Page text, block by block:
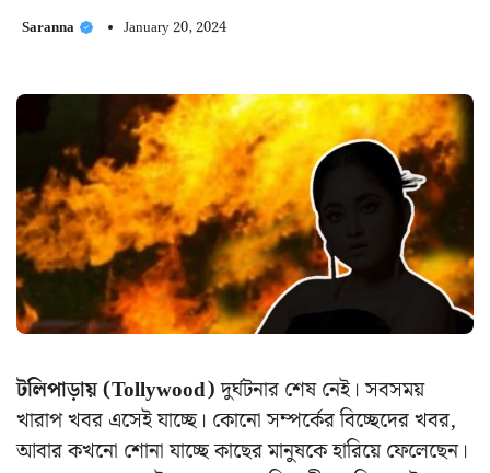
Saranna January 20, 2024
টলিপাড়ায় (Tollywood)দুর্ঘটনার শেষ নেই। সবসময়
খারাপ খবর এসেই যাচ্ছে। কোনো সম্পর্কের বিচ্ছেদের খবর,
আবার কখনো শোনা যাচ্ছে কাছের মানুষকে হারিয়ে ফেলেছেন।